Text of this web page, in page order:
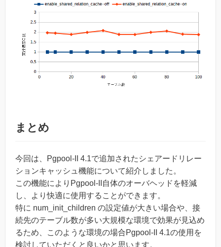
まとめ
今回は、Pgpool-II 4.1で追加されたシェアードリレー
ションキャッシュ機能について紹介しました。
この機能によりPgpool-II自体のオーバヘッドを軽減
し、より快適に使用することができます。
特に num_init_children の設定値が大きい場合や、接
続先のテーブル数が多い大規模な環境で効果が見込め
るため、このような環境の場合Pgpool-II 4.1の使用を
検討していただくと良いかと思います。